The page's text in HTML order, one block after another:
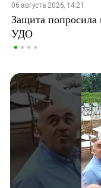
06 августа 2026, 14:21
Защита
УДО